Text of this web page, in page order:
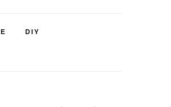
DIY